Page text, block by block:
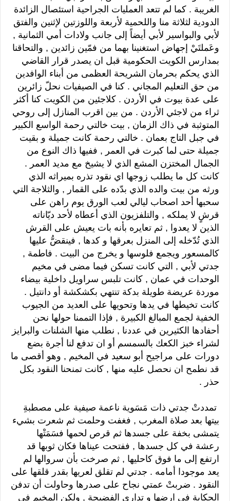
الغريبة . كما لم تتعد العمليات الجراحية استئصال الزائدة
الدودية لثلاثة منا واللحمية لأربعة واللوزتين لإثنين والفتق
لأبي والبواسير لأبي أيضاً إلى جانب ولادات أمي الثمانية ,
وعَملتَيْ إجهاض استغنينا بهما من فمّين زائدين , والتحاقنا
بمدارس الكويت الحكومية قبل ان يصدر قرار القاضي
الذي يحكم بحرمان الشريحة العظمى من أبناء الوافدين
من حق التعليم المجاني . كنا في الصيفيات نحلّ زائرين
على عدة بيوت في الأردن . كلاجئين من الكويت كنا أكثر
ثراء من لاجئي الأردن . من بين اقرب المنازل إلى روحي
المتوثبة في ذاك الزمان , بيت خالتي رحمة الواسع الكبير
في جبل التاج بعمان . خالتي رحمة كانت جميلة و بقيت
جميلة حتى لما كبرت في العمر , ففيها ذاك النوع من
الجمال المختزن المشع الذي لا يشيخ مع مديد العمر .
كانت كل ما يطلب زوجها اي نقود تذره بميراثه الذي
ورثه من بيت والده الذي بدّده على القمار , والثلاجة التي
سحبها أحد اصحاب ليالي لعب الورق يوم راهن على
قرشٍ لا يملكه , والتلفزيون الذي أعطاه لأحد ديّاناته
الذين لا يعدوا , ثم تعايره بأنه بات يعيش على القرش
الذي تُدّخله إلى المنزل بعرقها و كدها , فينقضُّ عليها
كالمسعور ويجمع فلوسها و يخرج من البيت . فاطمة ,
جدتي لأبي , التي كانت تسكن فيما مضى في مخيم
الوحدات في عمان , كانت تلبس سراويل داخلية بيضاء
موردة عريضة طويلة بدكة تنتهي بكشكشة أو دانتيل .
كانت تخيطها في يدها وتحويها على العديد من الجيوب
الخفية لجمع المبالغ الكبيرة , فإذا التممنا حولها نحن
أحفادها الكثيرين في عددنا , نطلب منها الشلنات والبرايز
لشراء خبز الكعك بالسمسم أو ان تدفع لنا أجرة بضع
دورات على مراجيح أبو سعيد في المخيم , وهو أقصى ما
قد نطمح ان نحصل عليه منها , كانت تمنحنا النقود بكل
حذر .
تمددتْ جدتي ذات مَسَوية ناعمة صيفية على مصطبةِ
بيتها بعد صلاة المغرب , فغفت وحلمت ثم شعرت بشيء
يتمشى بخفة على جسدها ثم قرص لحمها فسَمَتْها
رعشة في كل جسدها , ففتحت عيناها فكان ثوبها قد
ارتفع إلى ما فوق كاحليها , ثم صرخت بأن سروالها لم
يعد موجودا أمامه . جدتي لم تقلق لعريها بقدر قلقها على
النقود . ضربتْ عمتي نجاح على صدرها وحاولت أن تدفن
الحكاية في ارضها و تداري الفضيحة , ولكن المخيم في